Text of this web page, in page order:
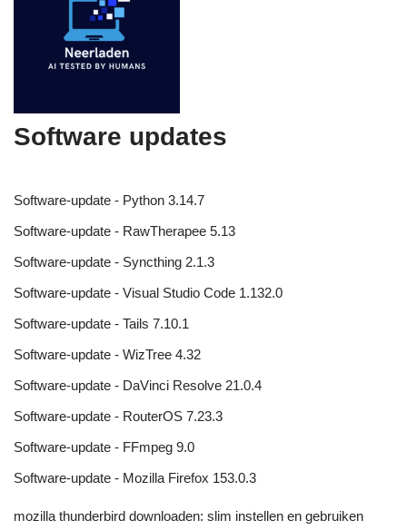
Software updates
Software-update - Python 3.14.7
Software-update - RawTherapee 5.13
Software-update - Syncthing 2.1.3
Software-update - Visual Studio Code 1.132.0
Software-update - Tails 7.10.1
Software-update - WizTree 4.32
Software-update - DaVinci Resolve 21.0.4
Software-update - RouterOS 7.23.3
Software-update - FFmpeg 9.0
Software-update - Mozilla Firefox 153.0.3
mozilla thunderbird downloaden: slim instellen en gebruiken